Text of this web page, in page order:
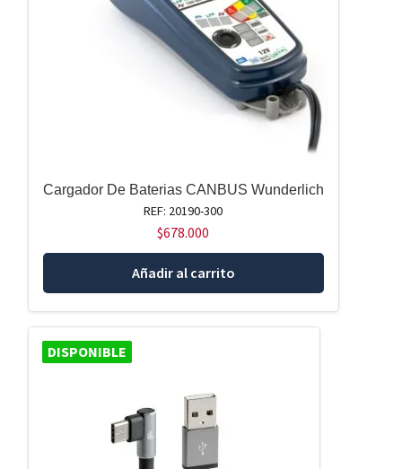
Cargador De Baterias CANBUS Wunderlich
REF: 20190-300
$678.000
Añadir al carrito
DISPONIBLE